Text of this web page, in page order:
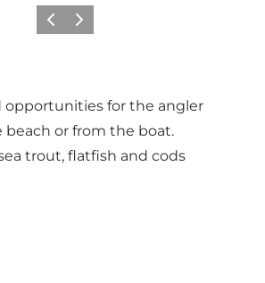
PrécédentSuivant
opportunities for the angler
or from the boat.
trout, flatfish and cods